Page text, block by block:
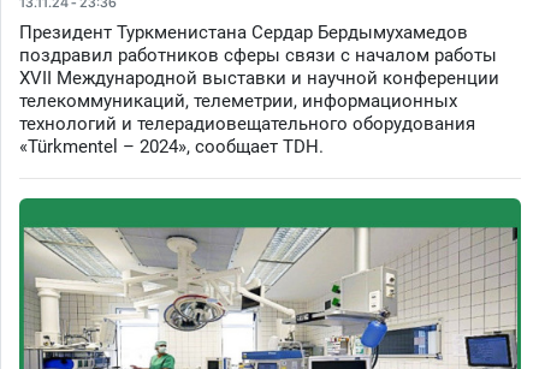
Президент Туркменистана Сердар Бердымухамедов
поздравил работников сферы связи с началом работы
XVII Международной выставки и научной конференции
телекоммуникаций, телеметрии, информационных
технологий и телерадиовещательного оборудования
«Türkmentel – 2024», сообщает TDH.